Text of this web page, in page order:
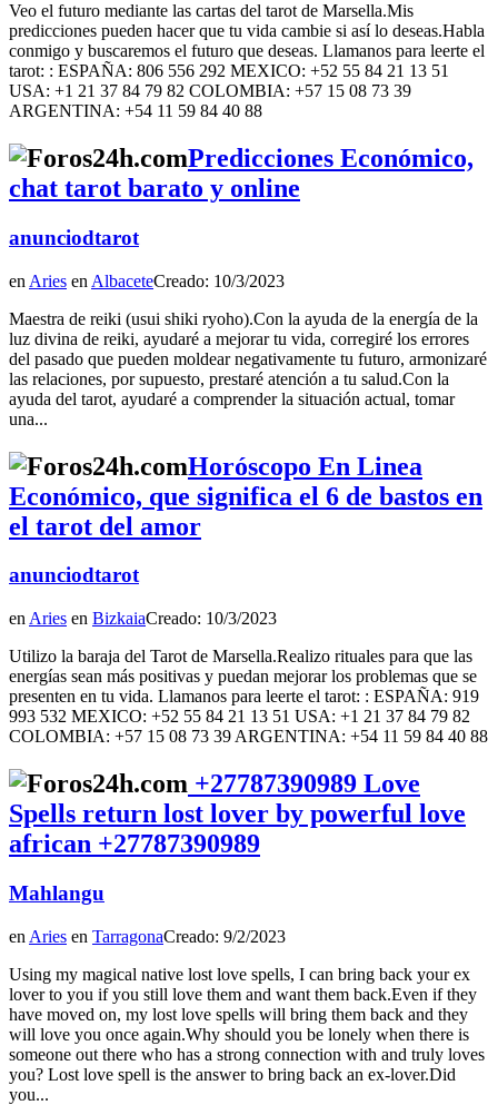
Veo el futuro mediante las cartas del tarot de Marsella.Mis
predicciones pueden hacer que tu vida cambie si así lo deseas.Habla
conmigo y buscaremos el futuro que deseas. Llamanos para leerte el
tarot: : ESPAÑA: 806 556 292 MEXICO: +52 55 84 21 13 51
USA: +1 21 37 84 79 82 COLOMBIA: +57 15 08 73 39
ARGENTINA: +54 11 59 84 40 88
Predicciones Económico,
chat tarot barato y online
anunciodtarot
en Aries en AlbaceteCreado: 10/3/2023
Maestra de reiki (usui shiki ryoho).Con la ayuda de la energía de la
luz divina de reiki, ayudaré a mejorar tu vida, corregiré los errores
del pasado que pueden moldear negativamente tu futuro, armonizaré
las relaciones, por supuesto, prestaré atención a tu salud.Con la
ayuda del tarot, ayudaré a comprender la situación actual, tomar
una...
Horóscopo En Linea
Económico, que significa el 6 de bastos en
el tarot del amor
anunciodtarot
en Aries en BizkaiaCreado: 10/3/2023
Utilizo la baraja del Tarot de Marsella.Realizo rituales para que las
energías sean más positivas y puedan mejorar los problemas que se
presenten en tu vida. Llamanos para leerte el tarot: : ESPAÑA: 919
993 532 MEXICO: +52 55 84 21 13 51 USA: +1 21 37 84 79 82
COLOMBIA: +57 15 08 73 39 ARGENTINA: +54 11 59 84 40 88
+27787390989 Love
Spells return lost lover by powerful love
african +27787390989
Mahlangu
en Aries en TarragonaCreado: 9/2/2023
Using my magical native lost love spells, I can bring back your ex
lover to you if you still love them and want them back.Even if they
have moved on, my lost love spells will bring them back and they
will love you once again.Why should you be lonely when there is
someone out there who has a strong connection with and truly loves
you? Lost love spell is the answer to bring back an ex-lover.Did
you...